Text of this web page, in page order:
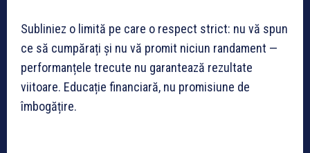
Subliniez o limită pe care o respect strict: nu vă spun
ce să cumpărați și nu vă promit niciun randament —
performanțele trecute nu garantează rezultate
viitoare. Educație financiară, nu promisiune de
îmbogățire.